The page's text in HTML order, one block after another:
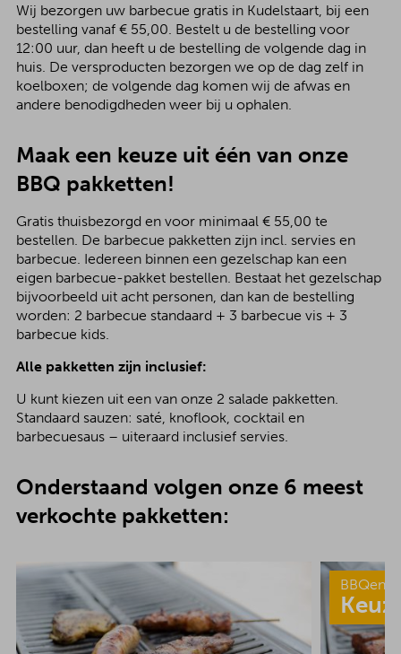
Wij bezorgen uw barbecue gratis in Kudelstaart, bij een
bestelling vanaf € 55,00. Bestelt u de bestelling voor
12:00 uur, dan heeft u de bestelling de volgende dag in
huis. De versproducten bezorgen we op de dag zelf in
koelboxen; de volgende dag komen wij de afwas en
andere benodigdheden weer bij u ophalen.
Maak een keuze uit één van onze
BBQ pakketten!
Gratis thuisbezorgd en voor minimaal € 55,00 te
bestellen. De barbecue pakketten zijn incl. servies en
barbecue. Iedereen binnen een gezelschap kan een
eigen barbecue-pakket bestellen. Bestaat het gezelschap
bijvoorbeeld uit acht personen, dan kan de bestelling
worden: 2 barbecue standaard + 3 barbecue vis + 3
barbecue kids.
Alle pakketten zijn inclusief:
U kunt kiezen uit een van onze 2 salade pakketten.
Standaard sauzen: saté, knoflook, cocktail en
barbecuesaus – uiteraard inclusief servies.
Onderstaand volgen onze 6 meest
verkochte pakketten: